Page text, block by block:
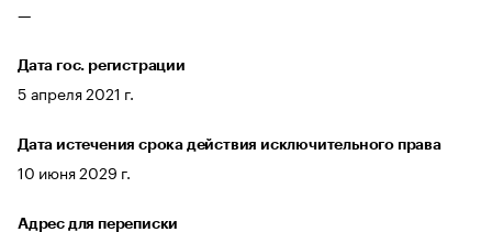
—
Дата гос. регистрации
5 апреля 2021 г.
Дата истечения срока действия исключительного права
10 июня 2029 г.
Адрес для переписки